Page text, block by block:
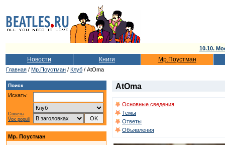
10.10.
Новости Книги Мр.Поустман
Главная / Мр.Поустман / Клуб / AtOma
Поиск
Искать:
Советы
Vox populi
Мр. Поустман
AtOma
Основные сведения
Темы
Ответы
Объявления